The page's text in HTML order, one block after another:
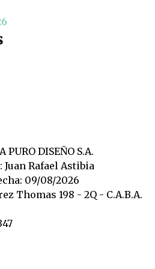
PURO DISEÑO S.A.
Rafael Astibia
09/08/2026
Thomas 198 - 2Q - C.A.B.A.